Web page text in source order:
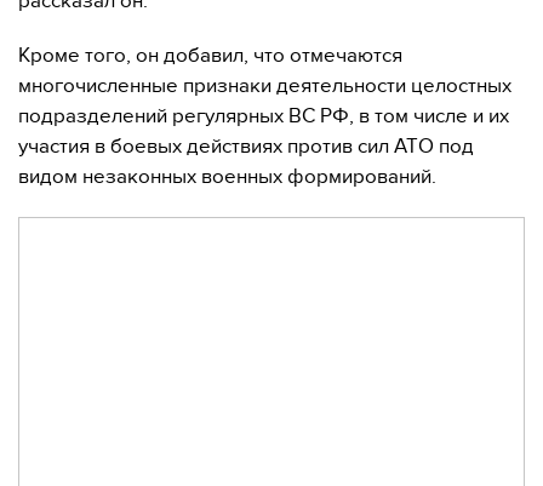
Кроме того, он добавил, что отмечаются
многочисленные признаки деятельности целостных
подразделений регулярных ВС РФ, в том числе и их
участия в боевых действиях против сил АТО под
видом незаконных военных формирований.